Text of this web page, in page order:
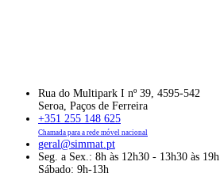
Rua do Multipark I nº 39, 4595-542
Seroa, Paços de Ferreira
+351 255 148 625
Chamada para a rede móvel nacional
geral@simmat.pt
Seg. a Sex.: 8h às 12h30 - 13h30 às 19h
Sábado: 9h-13h